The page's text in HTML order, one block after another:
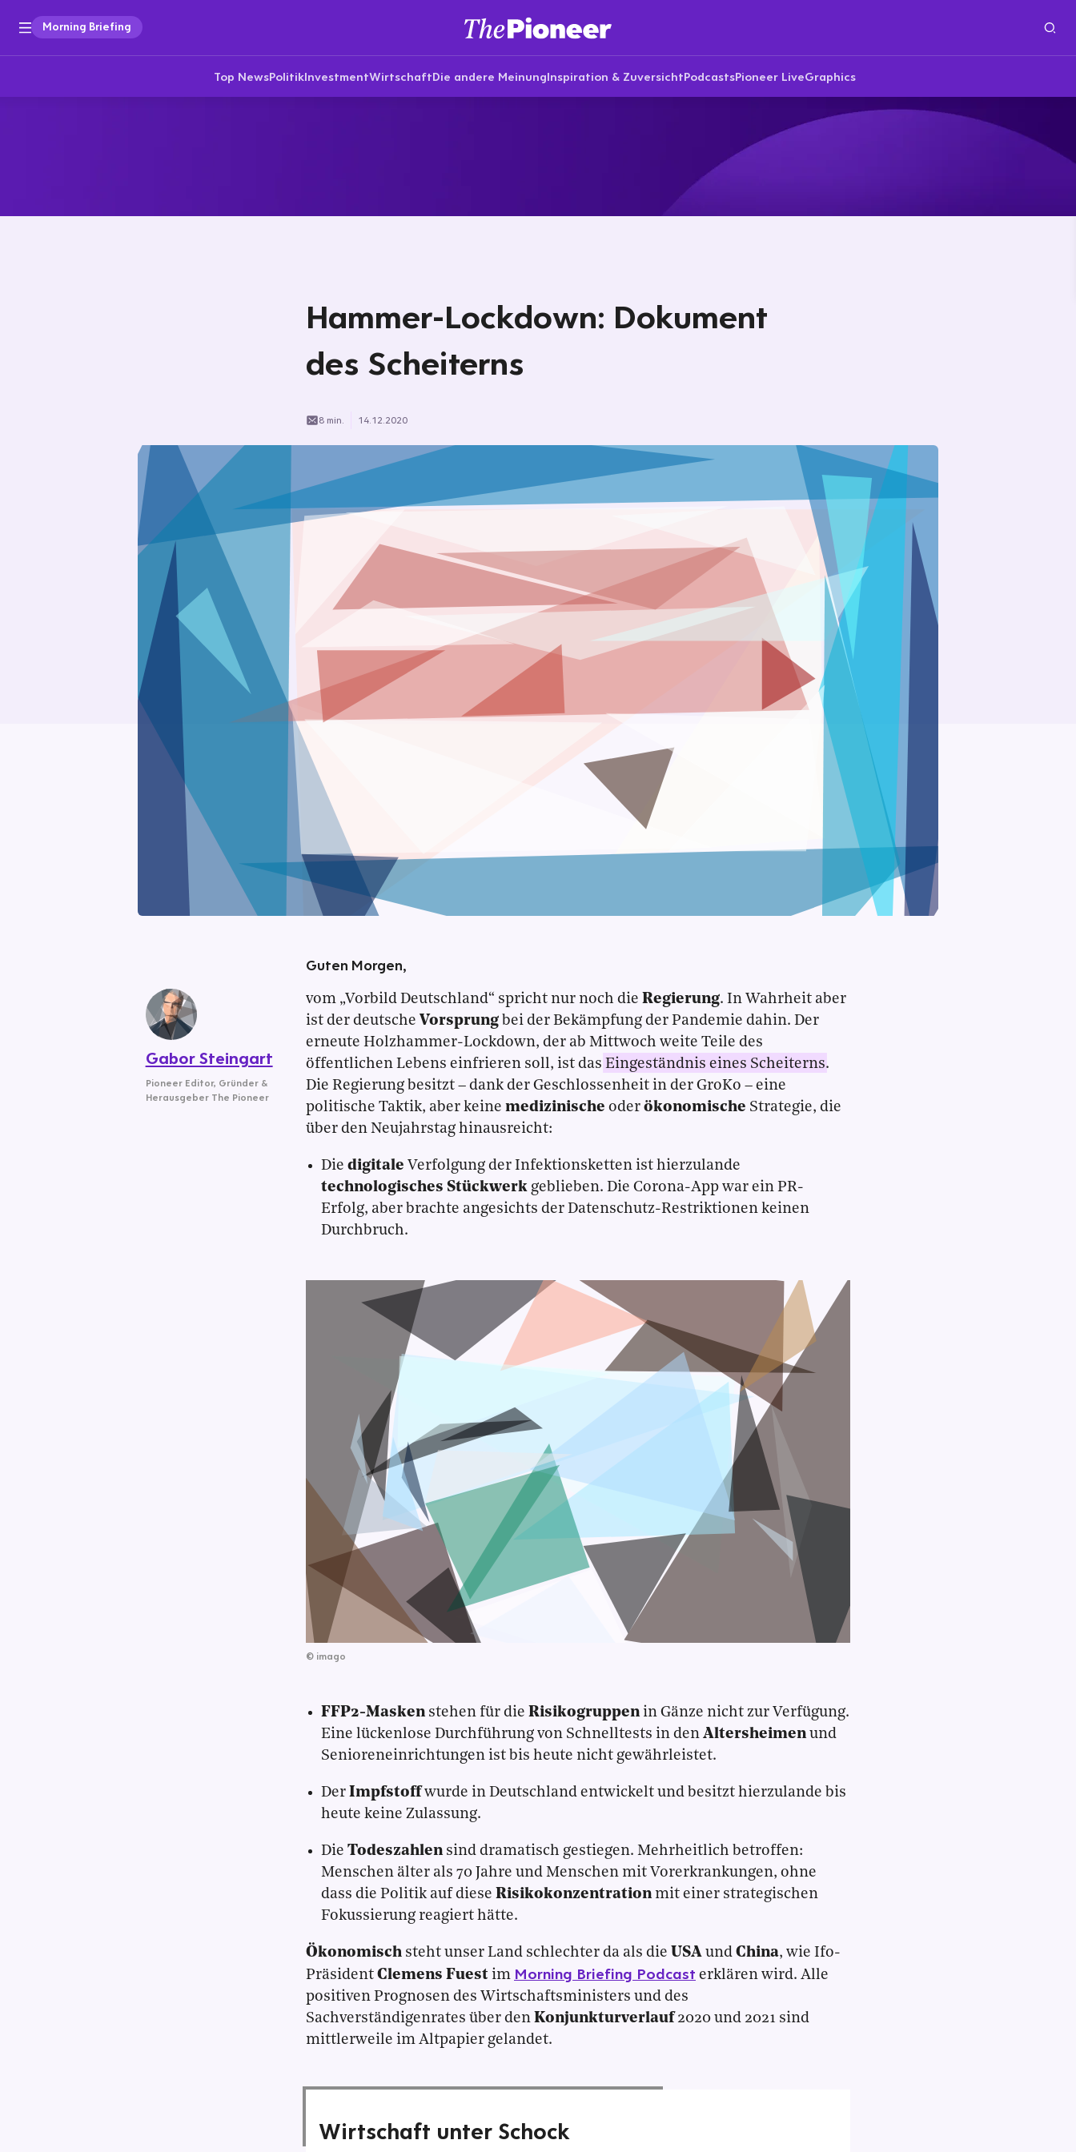
Morning Briefing
Top NewsPolitikInvestmentWirtschaftDie andere MeinungInspiration & ZuversichtPodcastsPioneer LiveGraphics
Hammer-Lockdown: Dokument
des Scheiterns
8 min. 14.12.2020
Guten Morgen,
vom „Vorbild Deutschland“ spricht nur noch die Regierung. In Wahrheit aber
ist der deutsche Vorsprung bei der Bekämpfung der Pandemie dahin. Der
erneute Holzhammer-Lockdown, der ab Mittwoch weite Teile des
öffentlichen Lebens einfrieren soll, ist das Eingeständnis eines Scheiterns.
Die Regierung besitzt – dank der Geschlossenheit in der GroKo – eine
politische Taktik, aber keine medizinische oder ökonomische Strategie, die
über den Neujahrstag hinausreicht:
Die digitale Verfolgung der Infektionsketten ist hierzulande
technologisches Stückwerk geblieben. Die Corona-App war ein PR-
Erfolg, aber brachte angesichts der Datenschutz-Restriktionen keinen
Durchbruch.
© imago
FFP2-Masken stehen für die Risikogruppenin Gänze nicht zur Verfügung.
Eine lückenlose Durchführung von Schnelltests in den Altersheimenund
Senioreneinrichtungen ist bis heute nicht gewährleistet.
Der Impfstoffwurde in Deutschland entwickelt und besitzt hierzulande bis
heute keine Zulassung.
Die Todeszahlensind dramatisch gestiegen. Mehrheitlich betroffen:
Menschen älter als 70 Jahre und Menschen mit Vorerkrankungen, ohne
dass die Politik auf diese Risikokonzentrationmit einer strategischen
Fokussierung reagiert hätte.
Ökonomisch steht unser Land schlechter da als die USA und China, wie Ifo-
Präsident Clemens Fuest im Morning Briefing Podcast erklären wird. Alle
positiven Prognosen des Wirtschaftsministers und des
Sachverständigenrates über den Konjunkturverlauf2020 und 2021 sind
mittlerweile im Altpapier gelandet.
Wirtschaft unter Schock
Gabor Steingart
Pioneer Editor, Gründer &
Herausgeber The Pioneer